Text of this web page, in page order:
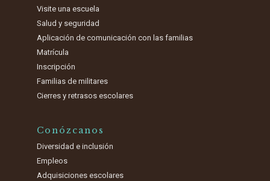
Visite una escuela
Salud y seguridad
Aplicación de comunicación con las familias
Matrícula
Inscripción
Familias de militares
Cierres y retrasos escolares
Conózcanos
Diversidad e inclusión
Empleos
Adquisiciones escolares